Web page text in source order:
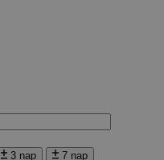
3 nap 7 nap